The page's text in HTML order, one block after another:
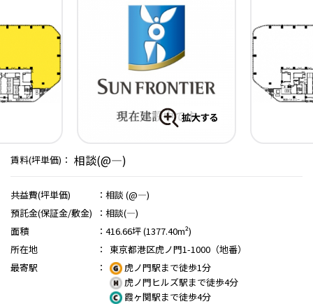
賃料(坪単価)： 相談(@―)
共益費(坪単価) ： 相談 (@―)
預託金(保証金/敷金)
： 相談(―)
面積
： 416.66坪 (1377.40m²)
所在地
：
東京都港区虎ノ門1-1000（地番）
最寄駅
：
虎ノ門駅まで徒歩1分
虎ノ門ヒルズ駅まで徒歩4分
霞ヶ関駅まで徒歩4分